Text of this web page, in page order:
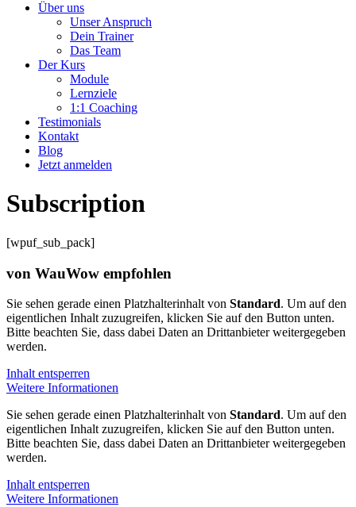
Über uns
Unser Anspruch
Dein Trainer
Das Team
Der Kurs
Module
Lernziele
1:1 Coaching
Testimonials
Kontakt
Blog
Jetzt anmelden
Subscription
[wpuf_sub_pack]
von WauWow empfohlen
Sie sehen gerade einen Platzhalterinhalt von Standard. Um auf den
eigentlichen Inhalt zuzugreifen, klicken Sie auf den Button unten.
Bitte beachten Sie, dass dabei Daten an Drittanbieter weitergegeben
werden.
Inhalt entsperren
Weitere Informationen
Sie sehen gerade einen Platzhalterinhalt von Standard. Um auf den
eigentlichen Inhalt zuzugreifen, klicken Sie auf den Button unten.
Bitte beachten Sie, dass dabei Daten an Drittanbieter weitergegeben
werden.
Inhalt entsperren
Weitere Informationen